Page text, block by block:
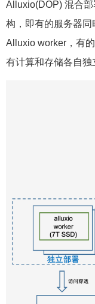
构，即有的服务器
Alluxio worker，有
有计算和存储各自独